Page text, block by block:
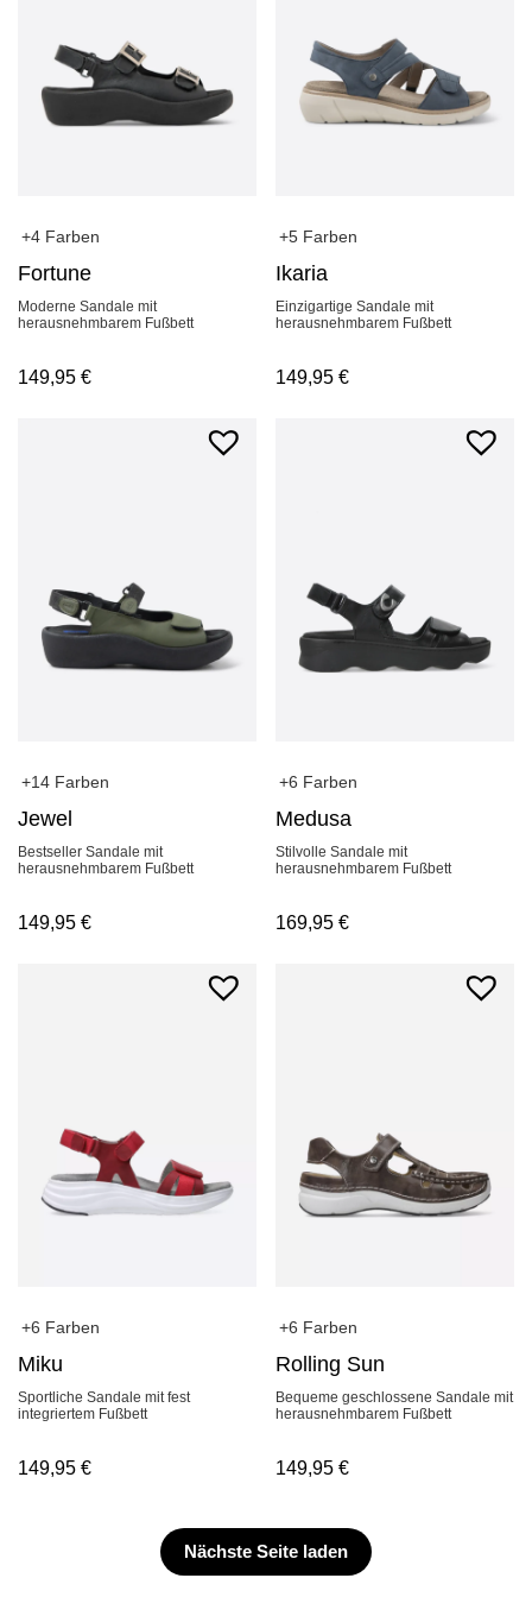
+4 Farben
Fortune
Moderne Sandale mit
herausnehmbarem Fußbett
149,95 €
+5 Farben
Ikaria
Einzigartige Sandale mit
herausnehmbarem Fußbett
149,95€
+14 Farben
Jewel
Bestseller Sandale mit
herausnehmbarem Fußbett
149,95 €
+6 Farben
Medusa
Stilvolle Sandale mit
herausnehmbarem Fußbett
169,95€
+6 Farben
Miku
Sportliche Sandale mit fest
integriertem Fußbett
149,95 €
+6 Farben
Rolling Sun
Bequeme geschlossene Sandale mit
herausnehmbarem Fußbett
149,95€
Nächste Seite laden